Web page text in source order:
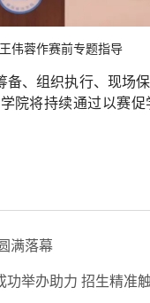
伟蓉作赛前专题指导
、组织执行、现场
院将持续通过以赛
满落幕
举办助力 招生精准触